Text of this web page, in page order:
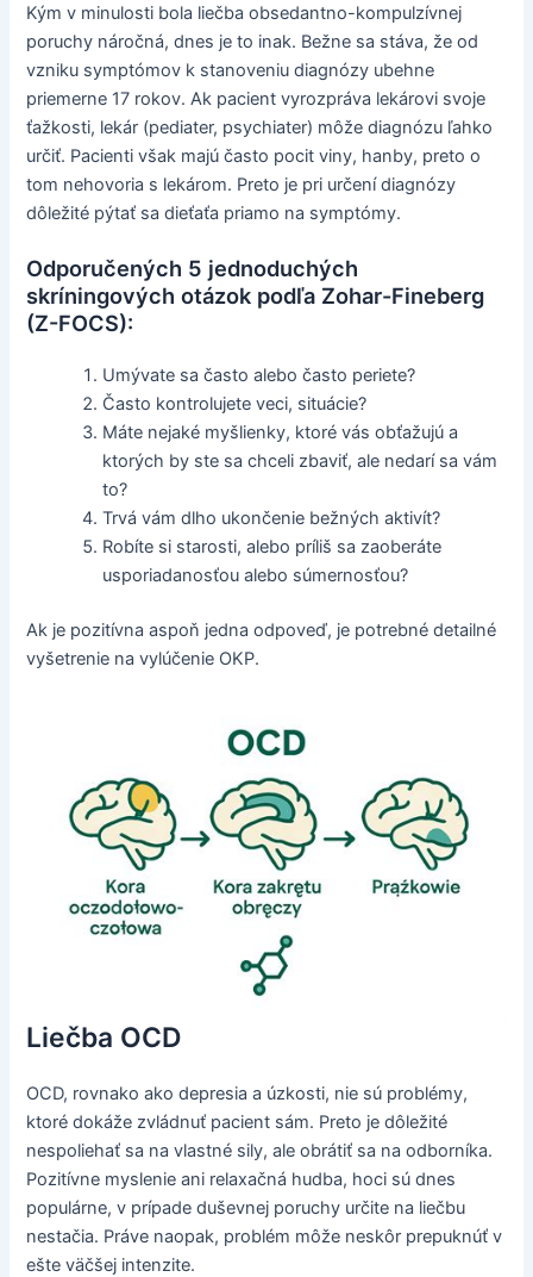
Kým v minulosti bola liečba obsedantno-kompulzívnej
poruchy náročná, dnes je to inak. Bežne sa stáva, že od
vzniku symptómov k stanoveniu diagnózy ubehne
priemerne 17 rokov. Ak pacient vyrozpráva lekárovi svoje
ťažkosti, lekár (pediater, psychiater) môže diagnózu ľahko
určiť. Pacienti však majú často pocit viny, hanby, preto o
tom nehovoria s lekárom. Preto je pri určení diagnózy
dôležité pýtať sa dieťaťa priamo na symptómy.
Odporučených 5 jednoduchých
skríningových otázok podľa Zohar-Fineberg
(Z-FOCS):
Umývate sa často alebo často periete?
Často kontrolujete veci, situácie?
Máte nejaké myšlienky, ktoré vás obťažujú a
ktorých by ste sa chceli zbaviť, ale nedarí sa vám
to?
Trvá vám dlho ukončenie bežných aktivít?
Robíte si starosti, alebo príliš sa zaoberáte
usporiadanosťou alebo súmernosťou?
Ak je pozitívna aspoň jedna odpoveď, je potrebné detailné
vyšetrenie na vylúčenie OKP.
Liečba OCD
OCD, rovnako ako depresia a úzkosti, nie sú problémy,
ktoré dokáže zvládnuť pacient sám. Preto je dôležité
nespoliehať sa na vlastné sily, ale obrátiť sa na odborníka.
Pozitívne myslenie ani relaxačná hudba, hoci sú dnes
populárne, v prípade duševnej poruchy určite na liečbu
nestačia. Práve naopak, problém môže neskôr prepuknúť v
ešte väčšej intenzite.